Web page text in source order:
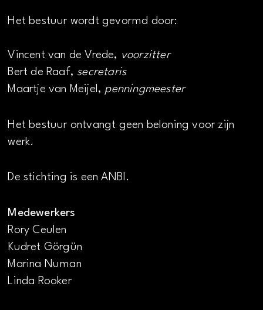
Het bestuur wordt gevormd door:
Vincent van de Vrede, voorzitter
Bert de Raaf, secretaris
Maartje van Meijel, penningmeester
Het bestuur ontvangt geen beloning voor zijn
werk.
De stichting is een ANBI.
Medewerkers
Rory Ceulen
Kudret Görgün
Marina Numan
Linda Rooker